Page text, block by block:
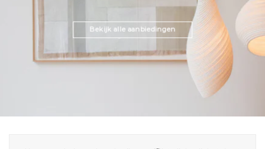
Bekijk alle aanbiedingen